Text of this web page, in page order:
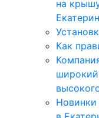
на
Как
широкий
Новинки